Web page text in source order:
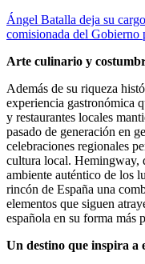
Ángel Batalla deja su
comisionada del
Arte culinario y
Además de su riqueza
experiencia gastronómica
y restaurantes locales
pasado de generación en
celebraciones regionales
cultura local. Hemingway,
ambiente auténtico de los
rincón de España una
elementos que siguen
española en su forma más
Un destino que inspira a